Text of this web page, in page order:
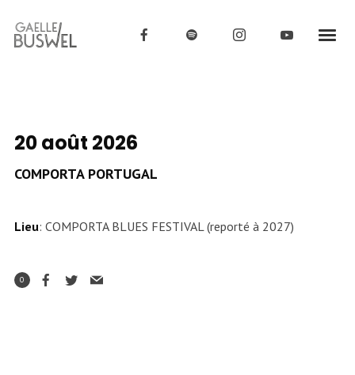
20 août 2026
COMPORTA PORTUGAL
Lieu: COMPORTA BLUES FESTIVAL (reporté à 2027)
0